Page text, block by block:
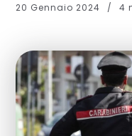
20 Gennaio 2024 4